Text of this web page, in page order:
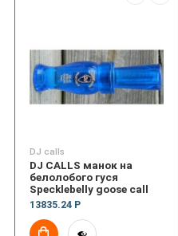
DJ calls
DJ CALLS манок на
белолобого гуся
Specklebelly goose call
13835.24 Р